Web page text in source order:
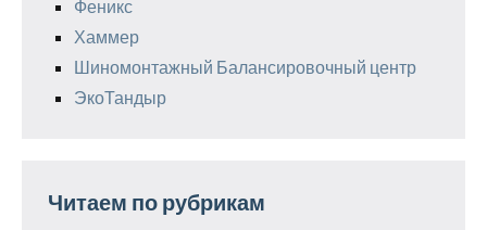
Феникс
Хаммер
Шиномонтажный Балансировочный центр
ЭкоТандыр
Читаем по рубрикам